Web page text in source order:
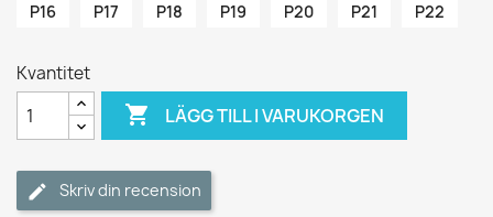
P16
P17 P18 P19 P20 P21 P22
Kvantitet
 LÄGG TILL I VARUKORGEN
Skriv din recension